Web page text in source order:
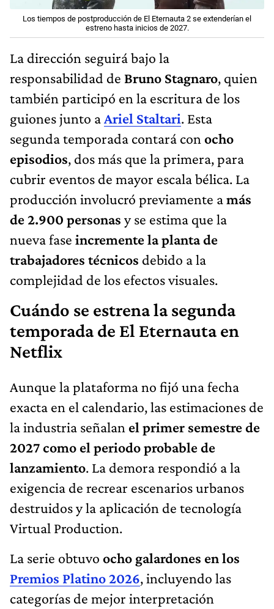
Los tiempos de postproducción de El Eternauta 2 se extenderían el
estreno hasta inicios de 2027.
La dirección seguirá bajo la
responsabilidad de Bruno Stagnaro, quien
también participó en la escritura de los
guiones junto aAriel Staltari. Esta
segunda temporada contará con ocho
episodios, dos más que la primera, para
cubrir eventos de mayor escala bélica. La
producción involucró previamente amás
de 2.900 personas y se estima que la
nueva fase incremente la planta de
trabajadores técnicos debido a la
complejidad de los efectos visuales.
Cuándo se estrena la segunda
temporada de El Eternauta en
Netflix
Aunque la plataforma no fijó una fecha
exacta en el calendario, las estimaciones de
la industria señalan el primer semestre de
2027 como el periodo probable de
lanzamiento. La demora respondió a la
exigencia de recrear escenarios urbanos
destruidos y la aplicación de tecnología
Virtual Production.
La serie obtuvo ocho galardones en los
Premios Platino 2026, incluyendo las
categorías de mejor interpretación